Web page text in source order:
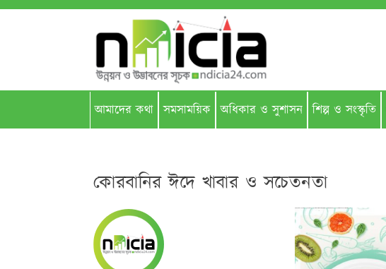
আমাদের কথা সমসাময়িক অধিকার ও সুশাসন শিল্প ও সংস্কৃতি
কোরবানির ঈদে খাবার ও সচেতনতা